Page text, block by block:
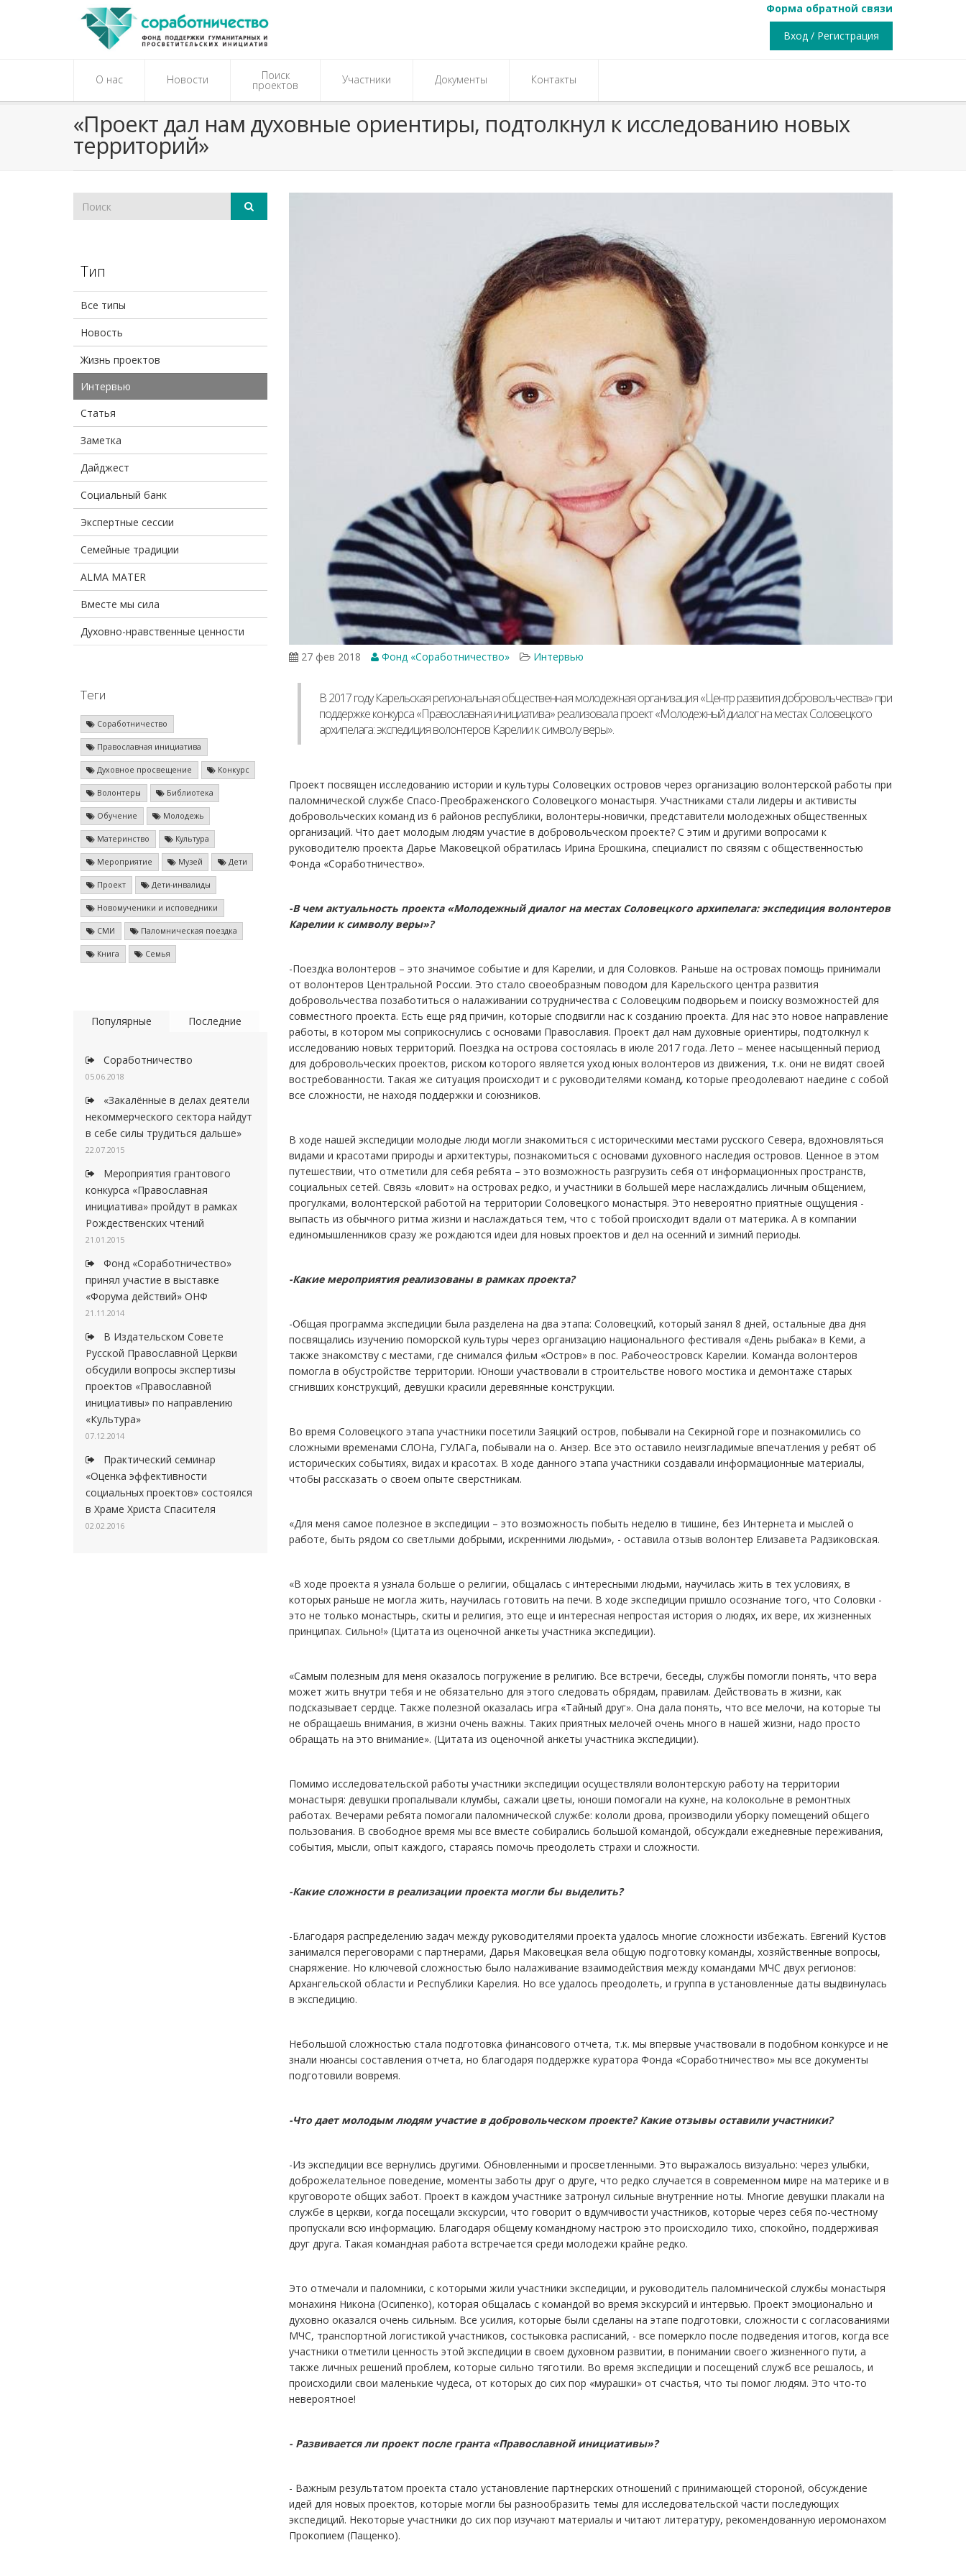
Форма обратной связи
Вход / Регистрация
О нас Новости Поиск
проектов Участники Документы Контакты
«Проект дал нам духовные ориентиры, подтолкнул к исследованию новых
территорий»
Тип
Все типы
Новость
Жизнь проектов
Интервью
Статья
Заметка
Дайджест
Социальный банк
Экспертные сессии
Семейные традиции
ALMA MATER
Вместе мы сила
Духовно-нравственные ценности
Теги
Соработничество
Православная инициатива
Духовное просвещение Конкурс
Волонтеры Библиотека
Обучение Молодежь
Материнство Культура
Мероприятие Музей Дети
Проект Дети-инвалиды
Новомученики и исповедники
СМИ Паломническая поездка
Книга Семья
Популярные Последние
Соработничество
05.06.2018
«Закалённые в делах деятели
некоммерческого сектора найдут
в себе силы трудиться дальше»
22.07.2015
Мероприятия грантового
конкурса «Православная
инициатива» пройдут в рамках
Рождественских чтений
21.01.2015
Фонд «Соработничество»
принял участие в выставке
«Форума действий» ОНФ
21.11.2014
В Издательском Совете
Русской Православной Церкви
обсудили вопросы экспертизы
проектов «Православной
инициативы» по направлению
«Культура»
07.12.2014
Практический семинар
«Оценка эффективности
социальных проектов» состоялся
в Храме Христа Спасителя
02.02.2016
27 фев 2018 Фонд «Соработничество» Интервью
В 2017 году Карельская региональная общественная молодежная организация «Центр развития добровольчества» при
поддержке конкурса «Православная инициатива» реализовала проект «Молодежный диалог на местах Соловецкого
архипелага: экспедиция волонтеров Карелии к символу веры».
Проект посвящен исследованию истории и культуры Соловецких островов через организацию волонтерской работы при
паломнической службе Спасо-Преображенского Соловецкого монастыря. Участниками стали лидеры и активисты
добровольческих команд из 6 районов республики, волонтеры-новички, представители молодежных общественных
организаций. Что дает молодым людям участие в добровольческом проекте? С этим и другими вопросами к
руководителю проекта Дарье Маковецкой обратилась Ирина Ерошкина, специалист по связям с общественностью
Фонда «Соработничество».
-В чем актуальность проекта «Молодежный диалог на местах Соловецкого архипелага: экспедиция волонтеров
Карелии к символу веры»?
-Поездка волонтеров – это значимое событие и для Карелии, и для Соловков. Раньше на островах помощь принимали
от волонтеров Центральной России. Это стало своеобразным поводом для Карельского центра развития
добровольчества позаботиться о налаживании сотрудничества с Соловецким подворьем и поиску возможностей для
совместного проекта. Есть еще ряд причин, которые сподвигли нас к созданию проекта. Для нас это новое направление
работы, в котором мы соприкоснулись с основами Православия. Проект дал нам духовные ориентиры, подтолкнул к
исследованию новых территорий. Поездка на острова состоялась в июле 2017 года. Лето – менее насыщенный период
для добровольческих проектов, риском которого является уход юных волонтеров из движения, т.к. они не видят своей
востребованности. Такая же ситуация происходит и с руководителями команд, которые преодолевают наедине с собой
все сложности, не находя поддержки и союзников.
В ходе нашей экспедиции молодые люди могли знакомиться с историческими местами русского Севера, вдохновляться
видами и красотами природы и архитектуры, познакомиться с основами духовного наследия островов. Ценное в этом
путешествии, что отметили для себя ребята – это возможность разгрузить себя от информационных пространств,
социальных сетей. Связь «ловит» на островах редко, и участники в большей мере наслаждались личным общением,
прогулками, волонтерской работой на территории Соловецкого монастыря. Это невероятно приятные ощущения -
выпасть из обычного ритма жизни и наслаждаться тем, что с тобой происходит вдали от материка. А в компании
единомышленников сразу же рождаются идеи для новых проектов и дел на осенний и зимний периоды.
-Какие мероприятия реализованы в рамках проекта?
-Общая программа экспедиции была разделена на два этапа: Соловецкий, который занял 8 дней, остальные два дня
посвящались изучению поморской культуры через организацию национального фестиваля «День рыбака» в Кеми, а
также знакомству с местами, где снимался фильм «Остров» в пос. Рабочеостровск Карелии. Команда волонтеров
помогла в обустройстве территории. Юноши участвовали в строительстве нового мостика и демонтаже старых
сгнивших конструкций, девушки красили деревянные конструкции.
Во время Соловецкого этапа участники посетили Заяцкий остров, побывали на Секирной горе и познакомились со
сложными временами СЛОНа, ГУЛАГа, побывали на о. Анзер. Все это оставило неизгладимые впечатления у ребят об
исторических событиях, видах и красотах. В ходе данного этапа участники создавали информационные материалы,
чтобы рассказать о своем опыте сверстникам.
«Для меня самое полезное в экспедиции – это возможность побыть неделю в тишине, без Интернета и мыслей о
работе, быть рядом со светлыми добрыми, искренними людьми», - оставила отзыв волонтер Елизавета Радзиковская.
«В ходе проекта я узнала больше о религии, общалась с интересными людьми, научилась жить в тех условиях, в
которых раньше не могла жить, научилась готовить на печи. В ходе экспедиции пришло осознание того, что Соловки -
это не только монастырь, скиты и религия, это еще и интересная непростая история о людях, их вере, их жизненных
принципах. Сильно!» (Цитата из оценочной анкеты участника экспедиции).
«Самым полезным для меня оказалось погружение в религию. Все встречи, беседы, службы помогли понять, что вера
может жить внутри тебя и не обязательно для этого следовать обрядам, правилам. Действовать в жизни, как
подсказывает сердце. Также полезной оказалась игра «Тайный друг». Она дала понять, что все мелочи, на которые ты
не обращаешь внимания, в жизни очень важны. Таких приятных мелочей очень много в нашей жизни, надо просто
обращать на это внимание». (Цитата из оценочной анкеты участника экспедиции).
Помимо исследовательской работы участники экспедиции осуществляли волонтерскую работу на территории
монастыря: девушки пропалывали клумбы, сажали цветы, юноши помогали на кухне, на колокольне в ремонтных
работах. Вечерами ребята помогали паломнической службе: кололи дрова, производили уборку помещений общего
пользования. В свободное время мы все вместе собирались большой командой, обсуждали ежедневные переживания,
события, мысли, опыт каждого, стараясь помочь преодолеть страхи и сложности.
-Какие сложности в реализации проекта могли бы выделить?
-Благодаря распределению задач между руководителями проекта удалось многие сложности избежать. Евгений Кустов
занимался переговорами с партнерами, Дарья Маковецкая вела общую подготовку команды, хозяйственные вопросы,
снаряжение. Но ключевой сложностью было налаживание взаимодействия между командами МЧС двух регионов:
Архангельской области и Республики Карелия. Но все удалось преодолеть, и группа в установленные даты выдвинулась
в экспедицию.
Небольшой сложностью стала подготовка финансового отчета, т.к. мы впервые участвовали в подобном конкурсе и не
знали нюансы составления отчета, но благодаря поддержке куратора Фонда «Соработничество» мы все документы
подготовили вовремя.
-Что дает молодым людям участие в добровольческом проекте? Какие отзывы оставили участники?
-Из экспедиции все вернулись другими. Обновленными и просветленными. Это выражалось визуально: через улыбки,
доброжелательное поведение, моменты заботы друг о друге, что редко случается в современном мире на материке и в
круговороте общих забот. Проект в каждом участнике затронул сильные внутренние ноты. Многие девушки плакали на
службе в церкви, когда посещали экскурсии, что говорит о вдумчивости участников, которые через себя по-честному
пропускали всю информацию. Благодаря общему командному настрою это происходило тихо, спокойно, поддерживая
друг друга. Такая командная работа встречается среди молодежи крайне редко.
Это отмечали и паломники, с которыми жили участники экспедиции, и руководитель паломнической службы монастыря
монахиня Никона (Осипенко), которая общалась с командой во время экскурсий и интервью. Проект эмоционально и
духовно оказался очень сильным. Все усилия, которые были сделаны на этапе подготовки, сложности с согласованиями
МЧС, транспортной логистикой участников, состыковка расписаний, - все померкло после подведения итогов, когда все
участники отметили ценность этой экспедиции в своем духовном развитии, в понимании своего жизненного пути, а
также личных решений проблем, которые сильно тяготили. Во время экспедиции и посещений служб все решалось, и
происходили свои маленькие чудеса, от которых до сих пор «мурашки» от счастья, что ты помог людям. Это что-то
невероятное!
- Развивается ли проект после гранта «Православной инициативы»?
- Важным результатом проекта стало установление партнерских отношений с принимающей стороной, обсуждение
идей для новых проектов, которые могли бы разнообразить темы для исследовательской части последующих
экспедиций. Некоторые участники до сих пор изучают материалы и читают литературу, рекомендованную иеромонахом
Прокопием (Пащенко).